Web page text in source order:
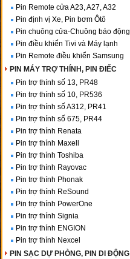
Pin Remote cửa A23, A27, A32
Pin định vị Xe, Pin bơm Ôtô
Pin chuông cửa-Chuông báo động
Pin điều khiển Tivi và Máy lạnh
Pin Remote điều khiển Samsung
PIN MÁY TRỢ THÍNH, PIN ĐIẾC
Pin trợ thính số 13, PR48
Pin trợ thính số 10, PR536
Pin trợ thính số A312, PR41
Pin trợ thính số 675, PR44
Pin trợ thính Renata
Pin trợ thính Maxell
Pin trợ thính Toshiba
Pin trợ thính Rayovac
Pin trợ thính Phonak
Pin trợ thính ReSound
Pin trợ thính PowerOne
Pin trợ thính Signia
Pin trợ thính ENGION
Pin trợ thính Nexcel
PIN SẠC DỰ PHÒNG, PIN DI ĐỘNG